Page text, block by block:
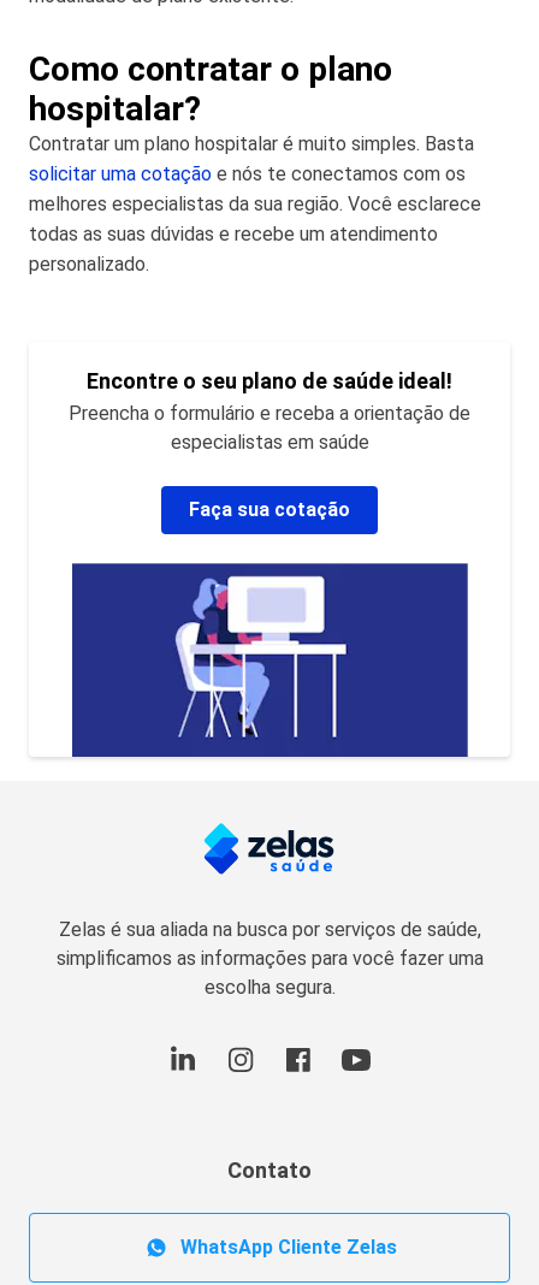
Como contratar o plano
hospitalar?
Contratar um plano hospitalar é muito simples. Basta
solicitar uma cotação e nós te conectamos com os
melhores especialistas da sua região. Você esclarece
todas as suas dúvidas e recebe um atendimento
personalizado.
Encontre o seu plano de saúde ideal!
Preencha o formulário e receba a orientação de
especialistas em saúde
Faça sua cotação
Zelas é sua aliada na busca por serviços de saúde,
simplificamos as informações para você fazer uma
escolha segura.
Contato
WhatsApp Cliente Zelas